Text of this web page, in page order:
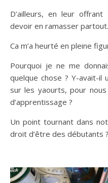
D’ailleurs, en leur
devoir en ramasser
Ca m’a heurté en pleine
Pourquoi je ne me
quelque chose ? Y-avait-il
sur les yaourts, pour
d’apprentissage ?
Un point tournant dans
droit d’être des débutants ?